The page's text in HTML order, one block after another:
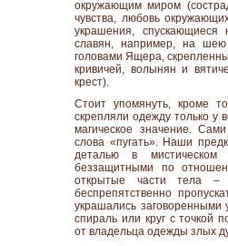
окружающим миром
чувства, любовь
украшения, спускающиеся
славян, например, на шею
головами Ящера,
кривичей, волынян и
крест).
Стоит упомянуть, кроме
скрепляли одежду только у
магическое значение.
слова «пугать». Наши
деталью в
беззащитными по
открытые части тела
беспрепятственно
украшались
спираль или круг с точкой
от владельца одежды злых